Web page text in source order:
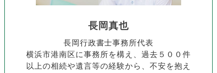
長岡真也
長岡行政書士事務所代表
横浜市港南区に事務所を構え、過去５００件
以上の相続や遺言等の経験から、不安を抱え